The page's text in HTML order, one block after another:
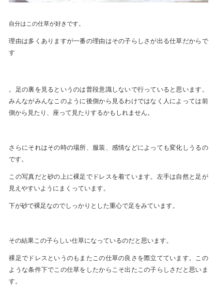
自分はこの仕草が好きです。
理由は多くありますが一番の理由はその子らしさが出る仕草だからで
す
。足の裏を見るというのは普段意識しないで行っていると思います。
みんながみんなこのように後側から見るわけではなく人によっては前
側から見たり、座って見たりするかもしれません。
さらにそれはその時の場所、服装、感情などによっても変化しうるの
です。
この写真だと砂の上に裸足でドレスを着ています。左手は自然と足が
見えやすいようにまくっています。
下が砂で裸足なのでしっかりとした重心で足をみています。
その結果この子らしい仕草になっているのだと思います。
裸足でドレスというのもまたこの仕草の良さを際立てています。この
ような条件下でこの仕草をしたからこそ出たこの子らしさだと思いま
す。